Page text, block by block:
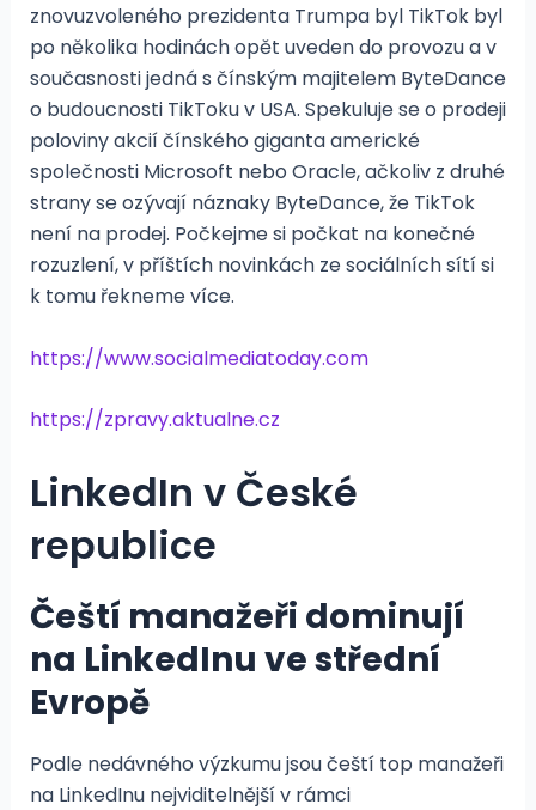
znovuzvoleného prezidenta Trumpa byl TikTok byl
po několika hodinách opět uveden do provozu a v
současnosti jedná s čínským majitelem ByteDance
o budoucnosti TikToku v USA. Spekuluje se o prodeji
poloviny akcií čínského giganta americké
společnosti Microsoft nebo Oracle, ačkoliv z druhé
strany se ozývají náznaky ByteDance, že TikTok
není na prodej. Počkejme si počkat na konečné
rozuzlení, v příštích novinkách ze sociálních sítí si
k tomu řekneme více.
https://www.socialmediatoday.com
https://zpravy.aktualne.cz
LinkedIn v České
republice
Čeští manažeři dominují
na LinkedInu ve střední
Evropě
Podle nedávného výzkumu jsou čeští top manažeři
na LinkedInu nejviditelnější v rámci